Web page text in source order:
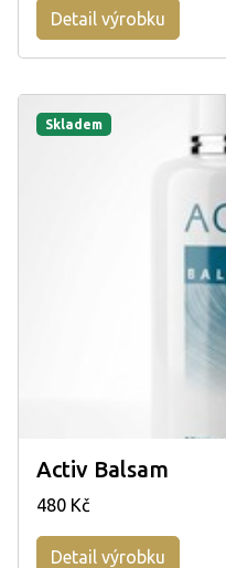
Detail výrobku
Skladem
Activ Balsam
480 Kč
Detail výrobku